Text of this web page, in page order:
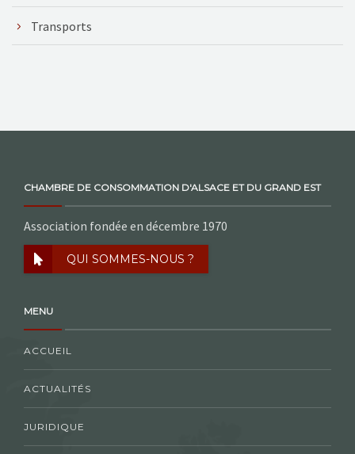
Transports
CHAMBRE DE CONSOMMATION D'ALSACE ET DU GRAND EST
Association fondée en décembre 1970
QUI SOMMES-NOUS ?
MENU
ACCUEIL
ACTUALITÉS
JURIDIQUE